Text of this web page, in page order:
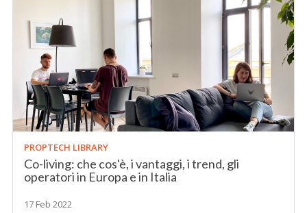
PROPTECH LIBRARY
Co-living: che cos'è, i vantaggi, i trend, gli
operatori in Europa e in Italia
17 Feb 2022